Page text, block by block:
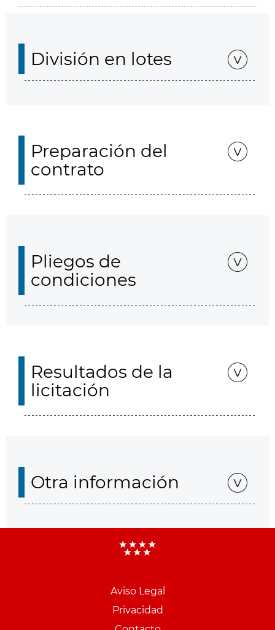
División en lotes
Preparación del
contrato
Pliegos de
condiciones
Resultados de la
licitación
Otra información
Aviso Legal
Privacidad